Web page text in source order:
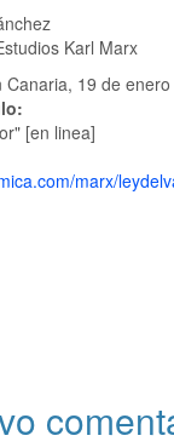
Karl Marx
Canaria, 19 de
[en linea]
marx/